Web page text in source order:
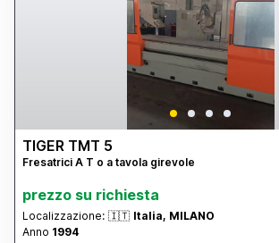
TIGER TMT 5
Fresatrici A T o a tavola girevole
prezzo su richiesta
Localizzazione: 🇮🇹 Italia, MILANO
Anno 1994